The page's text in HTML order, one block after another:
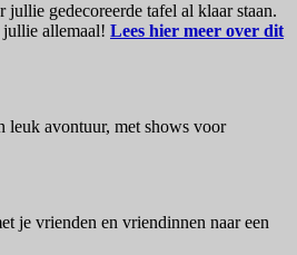
gedecoreerde tafel al klaar staan.
jullie allemaal! Lees hier meer over dit
leuk avontuur, met shows voor
je vrienden en vriendinnen naar een